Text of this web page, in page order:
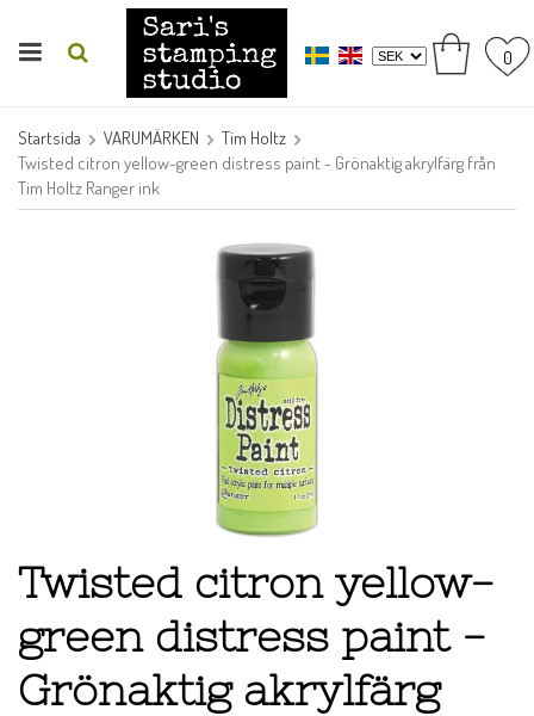
0
Startsida VARUMÄRKEN
Tim Holtz
Twisted citron yellow-green distress paint - Grönaktig akrylfärg från
Tim Holtz Ranger ink
Twisted citron yellow-
green distress paint -
Grönaktig akrylfärg